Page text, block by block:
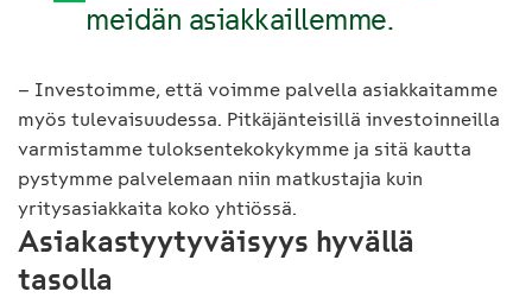
meidän asiakkaillemme.
– Investoimme, että voimme palvella asiakkaitamme
myös tulevaisuudessa. Pitkäjänteisillä investoinneilla
varmistamme tuloksentekokykymme ja sitä kautta
pystymme palvelemaan niin matkustajia kuin
yritysasiakkaita koko yhtiössä.
Asiakastyytyväisyys hyvällä
tasolla